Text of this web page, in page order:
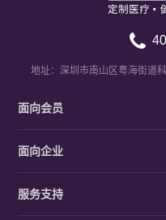
地址：深圳市南山区粤海街道
面向会员
面向企业
服务支持